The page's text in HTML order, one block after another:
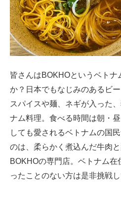
皆さんはBOKHOというベトナ
か？日本でもなじみのあるビ
スパイスや麺、ネギが入った
ナム料理。食べる時間は朝・
しても愛されるベトナムの国
のは、柔らかく煮込んだ牛肉
BOKHOの専門店。ベトナム
ったことのない方は是非挑戦し